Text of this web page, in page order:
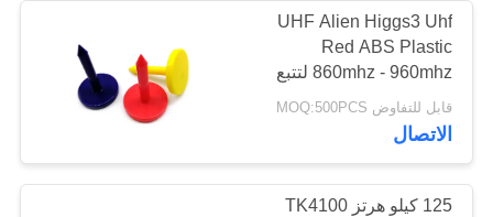
أخبار
حالات
خريطة
الموقع
UHF Alien Higgs3 Uhf
Red ABS Plastic
860mhz - 960mhz لتتبع
الخشب Rfid Nail Tag
قابل للتفاوض MOQ:500PCS
الاتصال
125 كيلو هرتز TK4100